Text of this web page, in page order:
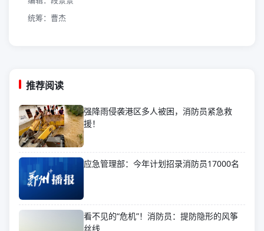
统筹：曹杰
推荐阅读
强降雨侵袭港区多人被困，消防员紧急救
援！
应急管理部：今年计划招录消防员17000名
看不见的“危机”！消防员：提防隐形的风筝
丝线